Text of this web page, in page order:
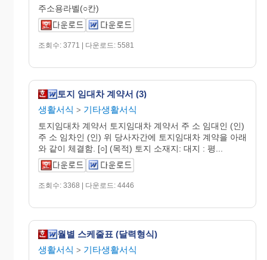
주소용라벨(○칸)
조회수: 3771 | 다운로드: 5581
토지 임대차 계약서 (3)
생활서식 > 기타생활서식
토지임대차 계약서 토지임대차 계약서 주 소 임대인 (인)
주 소 임차인 (인) 위 당사자간에 토지임대차 계약을 아래
와 같이 체결함. [○] (목적) 토지 소재지: 대지 : 평...
조회수: 3368 | 다운로드: 4446
월별 스케줄표 (달력형식)
생활서식 > 기타생활서식